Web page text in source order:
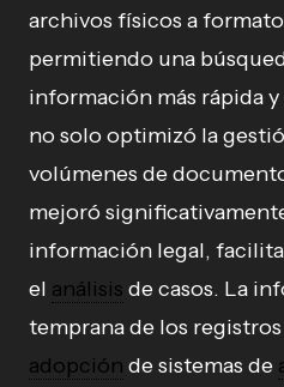
archivos físicos a
permitiendo una
información más rápida
no solo optimizó la
volúmenes de
mejoró
información legal,
el análisis de casos. La
temprana de los
adopción de sistemas de